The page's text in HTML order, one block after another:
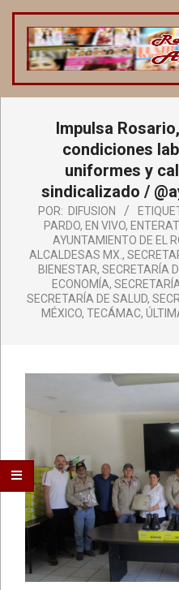
Saltar
contenido
REVISTA
MX
Impulsa
condiciones
uniformes y
sindicalizado /
POR: DIFUSION
PARDO, EN VIVO,
AYUNTAMIENTO DE EL
ALCALDESAS MX.,
BIENESTAR, SECRETARÍA
ECONOMÍA,
SECRETARÍA DE SALUD,
MÉXICO, TECÁMAC,